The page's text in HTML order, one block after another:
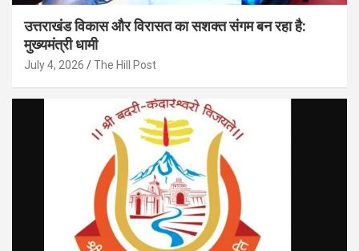
उत्तराखंड विकास और विरासत का सशक्त संगम बन रहा है:
मुख्यमंत्री धामी
July 4, 2026 The Hill Post